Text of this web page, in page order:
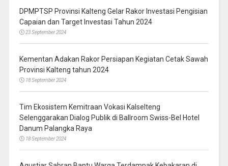
DPMPTSP Provinsi Kalteng Gelar Rakor Investasi Pengisian
Capaian dan Target Investasi Tahun 2024
23 September 2024
Kementan Adakan Rakor Persiapan Kegiatan Cetak Sawah
Provinsi Kalteng tahun 2024
18 September 2024
Tim Ekosistem Kemitraan Vokasi Kalselteng
Selenggarakan Dialog Publik di Ballroom Swiss-Bel Hotel
Danum Palangka Raya
18 September 2024